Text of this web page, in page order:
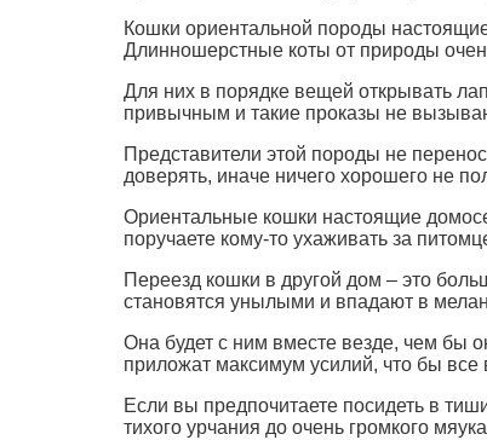
Кошки ориентальной породы
Длинношерстные коты от природы
Для них в порядке вещей открывать
привычным и такие проказы не
Представители этой породы не
доверять, иначе ничего хорошего не
Ориентальные кошки настоящие
поручаете кому-то ухаживать за
Переезд кошки в другой дом – это
становятся унылыми и впадают в
Она будет с ним вместе везде, чем бы
приложат максимум усилий, что бы
Если вы предпочитаете посидеть в
тихого урчания до очень громкого